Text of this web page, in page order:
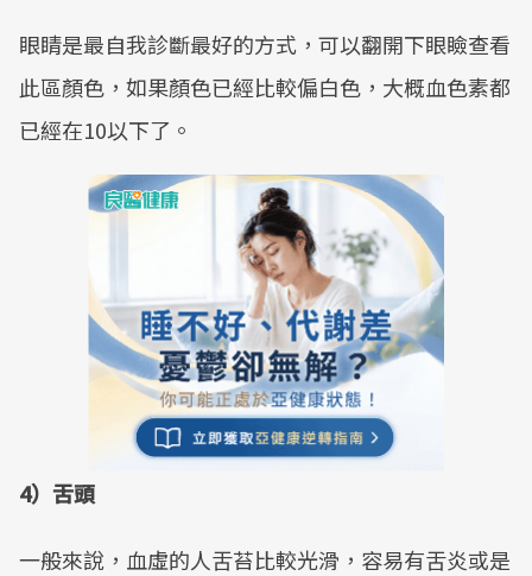
眼睛是最自我診斷最好的方式，可以翻開下眼瞼查看
此區顏色，如果顏色已經比較偏白色，大概血色素都
已經在10以下了。
4）舌頭
一般來說，血虛的人舌苔比較光滑，容易有舌炎或是